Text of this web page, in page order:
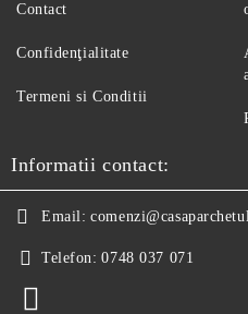
Contact
Confidenţialitate
Termeni si Conditii
Informatii contact:
Email:
Telefon: 0748 037 071